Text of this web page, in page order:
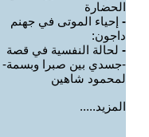
الحضارة
- إحياء الموتى في جهنم
داجون:
- لحالة النفسية في قصة
-جسدي بين صبرا وبسمة-
لمحمود شاهين
المزيد.....